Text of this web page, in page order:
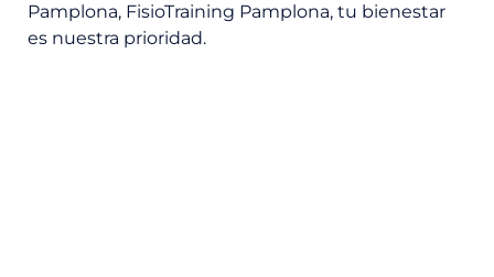
Pamplona, FisioTraining Pamplona, tu bienestar
es nuestra prioridad.